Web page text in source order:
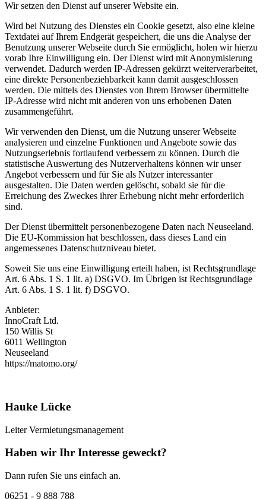
Wir setzen den Dienst auf unserer Website ein.
Wird bei Nutzung des Dienstes ein Cookie gesetzt, also eine kleine
Textdatei auf Ihrem Endgerät gespeichert, die uns die Analyse der
Benutzung unserer Webseite durch Sie ermöglicht, holen wir hierzu
vorab Ihre Einwilligung ein. Der Dienst wird mit Anonymisierung
verwendet. Dadurch werden IP-Adressen gekürzt weiterverarbeitet,
eine direkte Personenbeziehbarkeit kann damit ausgeschlossen
werden. Die mittels des Dienstes von Ihrem Browser übermittelte
IP-Adresse wird nicht mit anderen von uns erhobenen Daten
zusammengeführt.
Wir verwenden den Dienst, um die Nutzung unserer Webseite
analysieren und einzelne Funktionen und Angebote sowie das
Nutzungserlebnis fortlaufend verbessern zu können. Durch die
statistische Auswertung des Nutzerverhaltens können wir unser
Angebot verbessern und für Sie als Nutzer interessanter
ausgestalten. Die Daten werden gelöscht, sobald sie für die
Erreichung des Zweckes ihrer Erhebung nicht mehr erforderlich
sind.
Der Dienst übermittelt personenbezogene Daten nach Neuseeland.
Die EU-Kommission hat beschlossen, dass dieses Land ein
angemessenes Datenschutzniveau bietet.
Soweit Sie uns eine Einwilligung erteilt haben, ist Rechtsgrundlage
Art. 6 Abs. 1 S. 1 lit. a) DSGVO. Im Übrigen ist Rechtsgrundlage
Art. 6 Abs. 1 S. 1 lit. f) DSGVO.
Anbieter:
InnoCraft Ltd.
150 Willis St
6011 Wellington
Neuseeland
https://matomo.org/
Hauke Lücke
Leiter Vermietungsmanagement
Haben wir Ihr Interesse geweckt?
Dann rufen Sie uns einfach an.
06251 - 9 888 788